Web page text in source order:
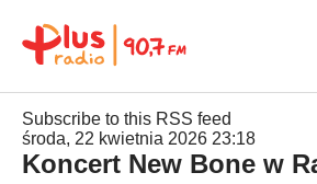
Subscribe to this RSS feed
środa, 22 kwietnia 2026 23:18
Koncert New Bone w